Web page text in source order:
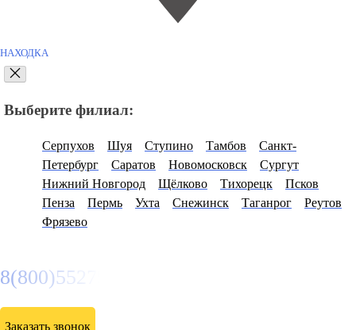
НАХОДКА
Выберите филиал:
Серпухов Шуя Ступино Тамбов
Санкт-
Петербург
Саратов Новомосковск
Сургут
Нижний Новгород
Щёлково Тихорецк
Псков
Пенза
Пермь Ухта Снежинск Таганрог
Реутов
Фрязево
8(800)5527584
Заказать звонок